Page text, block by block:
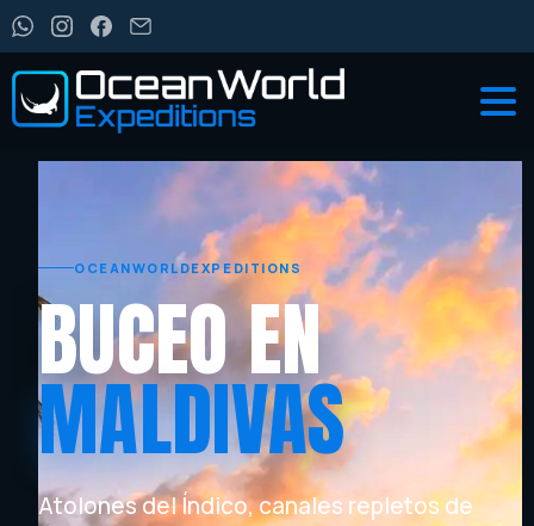
OCEANWORLDEXPEDITIONS
BUCEO EN
MALDIVAS
Atolones del Índico, canales repletos de